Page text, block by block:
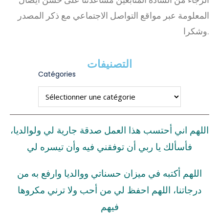
المعلومة عبر مواقع التواصل الاجتماعي مع ذكر المصدر
وشكرا.
التصنيفات
Catégories
اللهم اني أحتسب هذا العمل صدقة جارية لي ولوالديا،
فأسألك يا ربي أن توفقني فيه وأن تيسره لي
اللهم أكتبه في ميزان حسناتي ووالديا وارفع به من
درجاتنا، اللهم احفظ لي من أحب ولا ترني مكروها
فيهم